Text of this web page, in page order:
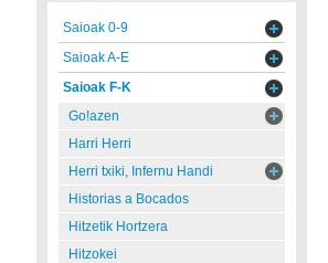
Saioak 0-9
Saioak A-E
Saioak F-K
Go!azen
Harri Herri
Herri txiki, Infernu Handi
Historias a Bocados
Hitzetik Hortzera
Hitzokei